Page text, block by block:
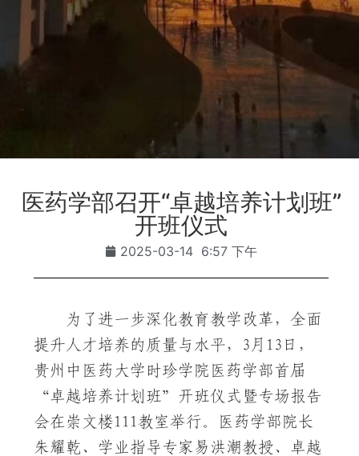
医药学部召开“卓越培养计划班”
开班仪式
2025-03-14 6:57 下午
为了进一步深化教育教学改革，全面
提升人才培养的质量与水平，3月13日，
贵州中医药大学时珍学院医药学部首届
“卓越培养计划班”开班仪式暨专场报告
会在崇文楼111教室举行。医药学部院长
朱耀乾、学业指导专家易洪潮教授、卓越